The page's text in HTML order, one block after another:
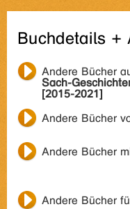
Buchdetails +
Andere Bücher
Sach-
[2015-2021]
Andere Bücher
Andere Bücher
Andere Bücher